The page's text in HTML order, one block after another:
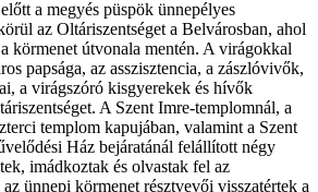
a megyés püspök ünnepélyes
az Oltáriszentséget a Belvárosban, ahol
körmenet útvonala mentén. A virágokkal
papsága, az asszisztencia, a zászlóvivők,
a virágszóró kisgyerekek és hívők
A Szent Imre-templomnál, a
templom kapujában, valamint a Szent
Ház bejáratánál felállított négy
imádkoztak és olvastak fel az
ünnepi körmenet résztvevői visszatértek a